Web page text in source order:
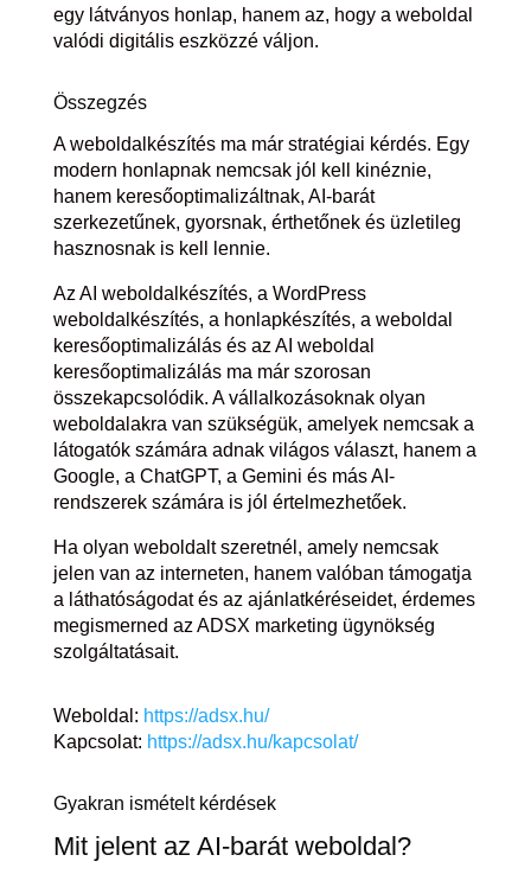
egy látványos honlap, hanem az, hogy a weboldal
valódi digitális eszközzé váljon.
Összegzés
A weboldalkészítés ma már stratégiai kérdés. Egy
modern honlapnak nemcsak jól kell kinéznie,
hanem keresőoptimalizáltnak, AI-barát
szerkezetűnek, gyorsnak, érthetőnek és üzletileg
hasznosnak is kell lennie.
Az AI weboldalkészítés, a WordPress
weboldalkészítés, a honlapkészítés, a weboldal
keresőoptimalizálás és az AI weboldal
keresőoptimalizálás ma már szorosan
összekapcsolódik. A vállalkozásoknak olyan
weboldalakra van szükségük, amelyek nemcsak a
látogatók számára adnak világos választ, hanem a
Google, a ChatGPT, a Gemini és más AI-
rendszerek számára is jól értelmezhetőek.
Ha olyan weboldalt szeretnél, amely nemcsak
jelen van az interneten, hanem valóban támogatja
a láthatóságodat és az ajánlatkéréseidet, érdemes
megismerned az ADSX marketing ügynökség
szolgáltatásait.
Weboldal: https://adsx.hu/
Kapcsolat: https://adsx.hu/kapcsolat/
Gyakran ismételt kérdések
Mit jelent az AI-barát weboldal?